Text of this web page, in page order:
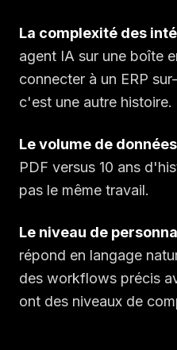
La complexité des
agent IA sur une boîte
connecter à un ERP
c'est une autre histoire.
Le volume de
PDF versus 10 ans
pas le même travail.
Le niveau de
répond en langage
des workflows précis
ont des niveaux de